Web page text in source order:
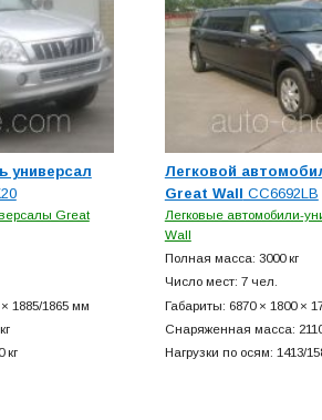
универсал
Great
1885/1865 мм
кг
Легковой
Great Wall CC6692LB
Легковые автомобили-
Wall
Полная масса: 3000 кг
Число мест: 7 чел.
Габариты: 6870 × 1800 ×
Снаряженная масса: 2110
Нагрузки по осям: 1413/